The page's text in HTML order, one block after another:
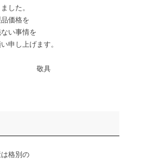
した。
価格を
い事情を
申し上げます。
格別の